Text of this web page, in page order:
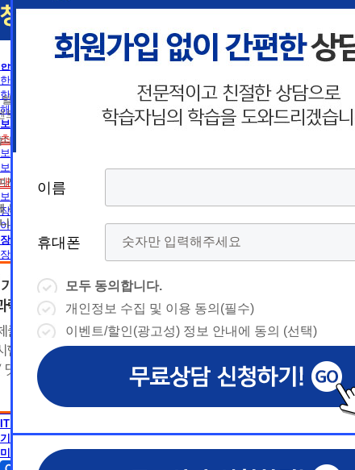
사회복지사2급 취득방법
사회복지사1급 취득방법
사회복지학사/전문학사
한국어교원
한국어교원이란
한국어교원 취득방법
해외취업전망
보육교사
초보길잡이
보육교사란
보육교사2급 취득방법
대면수업일정
보육교사1급 취득방법
장애영유아 보육교사란
아동학사/전문학사
장애영유아 보육교사
장애영유아 보육교사란
CPA (공인회계사)란
경영학이란
자격증 정보
독학사 정보
편입 정보
심리학
심리학이란
AICPA (미국공인회계사)란
IT 공학
기사 · 산업기사
미용학
폰
* 날짜입력 키보드 사용법
- page up/down 키 = 다음달/이전
- ctrl+ 방향키 좌,우, 위, 아래 = 날
짜선택
날짜선택
날
선
예
간
상담내용(필수)
수강신청
문의
상담 희망내용 (선택)
폰
* 날짜입력 키보드 사용법
- page up/down 키 = 다음달/이전
- ctrl+ 방향키 좌,우, 위, 아래 = 날
짜선택
전달
- ctrl+ 방향키 좌,우, 위, 아래 =
날짜선택
날
짜
예
상담내용(필수)
수강신청
문의
이름
휴대폰
모두 동의합니다.
개인정보 수집 및 이용 동의(필수)
이벤트/할인(광고성) 정보 안내에 동의 (선택)
◆ 개인정보 수집 · 이용 동의
1. 개인정보 수집·이용 목적
1) 무료상담 진행 및 문의 사항 응대, 동일·후속 문의에 대한
제공, 상담 이력 관리 및 상담 관련 분쟁·민원 처리
2) 광고성 정보 수신에 별도 동의한 자에 한하여
이름
휴대폰
모두 동의합니다.
개인정보 수집 및 이용 동의(필수)
이벤트/할인(광고성) 정보 안내에 동의 (선택)
◆ 개인정보 수집 · 이용 동의
1. 개인정보 수집·이용 목적
1) 무료상담 진행 및 문의 사항 응대, 동일·후속 문의에 대한
제공, 상담 이력 관리 및 상담 관련 분쟁·민원 처리
2) 광고성 정보 수신에 별도 동의한 자에 한하여
이름
휴대폰
모두 동의합니다.
개인정보 수집 및 이용 동의(필수)
이벤트/할인(광고성) 정보 안내에 동의 (선택)
◆ 개인정보 수집 · 이용 동의
1. 개인정보 수집·이용 목적
1) 무료상담 진행 및 문의 사항 응대, 동일·후속 문의에 대한
제공, 상담 이력 관리 및 상담 관련 분쟁·민원 처리
2) 광고성 정보 수신에 별도 동의한 자에 한하여
이름
휴대폰
모두 동의합니다.
개인정보 수집 및 이용 동의(필수)
이벤트/할인(광고성) 정보 안내에 동의 (선택)
인혜택 제공
등 광고성 정보 제공, 통계자료 활용
폰 번호
의 해지나 개인정보 삭제요청 시까지
동의하지 않을 수 있습니다.
다.